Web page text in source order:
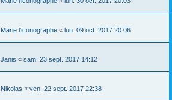
Marie l'iconographe « lun. 09 oct. 2017 20:06
Janis « sam. 23 sept. 2017 14:12
Nikolas « ven. 22 sept. 2017 22:38